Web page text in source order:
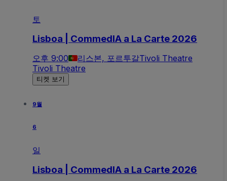
토
Lisboa | CommedIA a La Carte 2026
오후 9:00 리스본, 포르투갈Tivoli Theatre
Tivoli Theatre
티켓 보기
9월
6
일
Lisboa | CommedIA a La Carte 2026